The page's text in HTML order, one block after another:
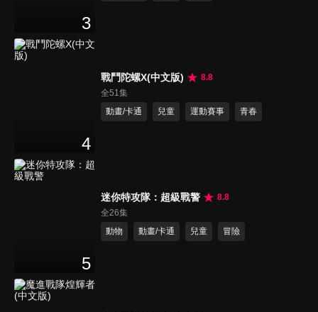
3
4
戰鬥陀螺X(中文版)
8.8
全51集
動畫/卡通
兒童 運動賽事 青春
5
迷你特攻隊：超級戰警
8.8
全26集
動物
動畫/卡通 兒童 冒險